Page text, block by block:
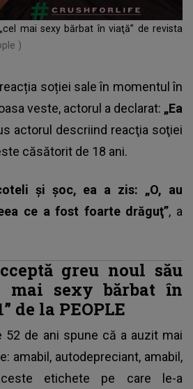
mai sexy bărbat în viaţă” de revista
)
soției sale în momentul în
veste, actorul a declarat: „Ea
actorul descriind reacţia soţiei
căsătorit de 18 ani.
şi şoc, ea a zis: „O, au
ce a fost foarte drăguţ”, a
greu noul său
mai sexy bărbat în
de la PEOPLE
52 de ani spune că a auzit mai
amabil, autodepreciant, amabil,
etichete pe care le-a